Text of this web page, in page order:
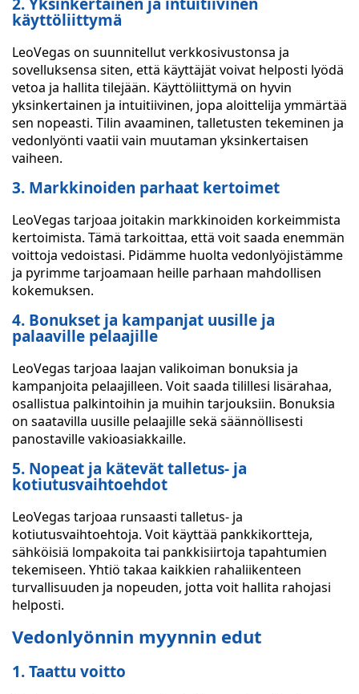
2. Yksinkertainen ja intuitiivinen
käyttöliittymä
LeoVegas on suunnitellut verkkosivustonsa ja
sovelluksensa siten, että käyttäjät voivat helposti lyödä
vetoa ja hallita tilejään. Käyttöliittymä on hyvin
yksinkertainen ja intuitiivinen, jopa aloittelija ymmärtää
sen nopeasti. Tilin avaaminen, talletusten tekeminen ja
vedonlyönti vaatii vain muutaman yksinkertaisen
vaiheen.
3. Markkinoiden parhaat kertoimet
LeoVegas tarjoaa joitakin markkinoiden korkeimmista
kertoimista. Tämä tarkoittaa, että voit saada enemmän
voittoja vedoistasi. Pidämme huolta vedonlyöjistämme
ja pyrimme tarjoamaan heille parhaan mahdollisen
kokemuksen.
4. Bonukset ja kampanjat uusille ja
palaaville pelaajille
LeoVegas tarjoaa laajan valikoiman bonuksia ja
kampanjoita pelaajilleen. Voit saada tilillesi lisärahaa,
osallistua palkintoihin ja muihin tarjouksiin. Bonuksia
on saatavilla uusille pelaajille sekä säännöllisesti
panostaville vakioasiakkaille.
5. Nopeat ja kätevät talletus- ja
kotiutusvaihtoehdot
LeoVegas tarjoaa runsaasti talletus- ja
kotiutusvaihtoehtoja. Voit käyttää pankkikortteja,
sähköisiä lompakoita tai pankkisiirtoja tapahtumien
tekemiseen. Yhtiö takaa kaikkien rahaliikenteen
turvallisuuden ja nopeuden, jotta voit hallita rahojasi
helposti.
Vedonlyönnin myynnin edut
1. Taattu voitto